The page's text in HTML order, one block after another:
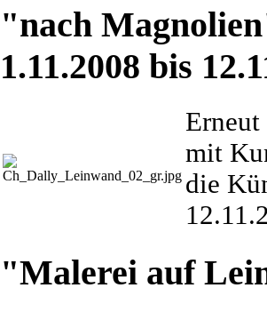
"nach
1.11.2008 bis
mit
die
"Malerei auf